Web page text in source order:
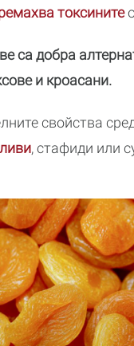
токсините
са добра
и кроасани.
свойства
, стафиди или